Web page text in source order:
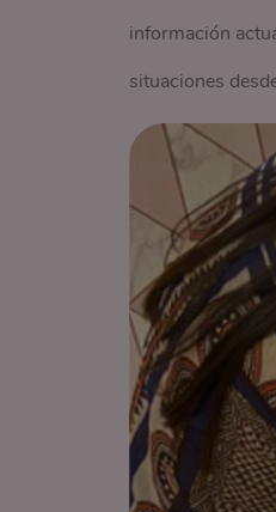
información
situaciones